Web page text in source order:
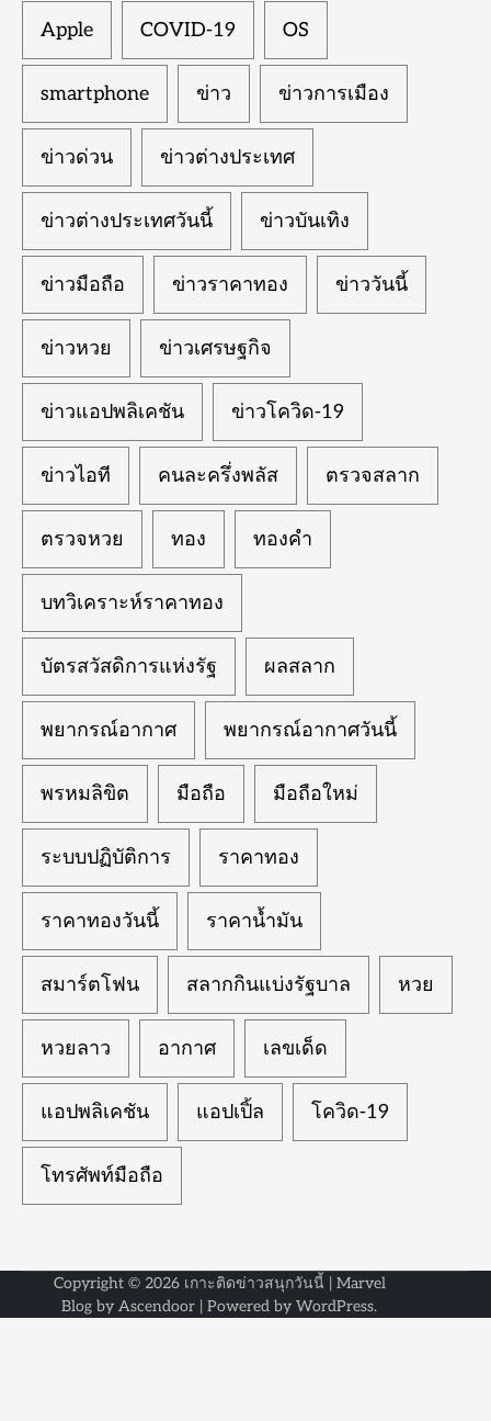
Apple COVID-19 OS
smartphone ข่าว ข่าวการเมือง
ข่าวด่วน ข่าวต่างประเทศ
ข่าวต่างประเทศวันนี้ ข่าวบันเทิง
ข่าวมือถือ ข่าวราคาทอง ข่าววันนี้
ข่าวหวย ข่าวเศรษฐกิจ
ข่าวแอปพลิเคชัน ข่าวโควิด-19
ข่าวไอที คนละครึ่งพลัส ตรวจสลาก
ตรวจหวย ทอง ทองคำ
บทวิเคราะห์ราคาทอง
บัตรสวัสดิการแห่งรัฐ ผลสลาก
พยากรณ์อากาศ พยากรณ์อากาศวันนี้
พรหมลิขิต มือถือ มือถือใหม่
ระบบปฏิบัติการ ราคาทอง
ราคาทองวันนี้ ราคาน้ำมัน
สมาร์ตโฟน สลากกินแบ่งรัฐบาล หวย
หวยลาว อากาศ เลขเด็ด
แอปพลิเคชัน แอปเปิ้ล โควิด-19
โทรศัพท์มือถือ
Copyright © 2026 เกาะติดข่าวสนุกวันนี้ | Marvel
Blog by Ascendoor | Powered by WordPress.